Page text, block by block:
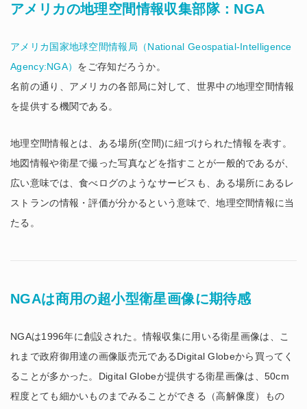
アメリカの地理空間情報収集部隊：NGA
アメリカ国家地球空間情報局（National Geospatial-Intelligence
Agency:NGA） をご存知だろうか。
名前の通り、アメリカの各部局に対して、世界中の地理空間情報
を提供する機関である。
地理空間情報とは、ある場所(空間)に紐づけられた情報を表す。
地図情報や衛星で撮った写真などを指すことが一般的であるが、
広い意味では、食べログのようなサービスも、ある場所にあるレ
ストランの情報・評価が分かるという意味で、地理空間情報に当
たる。
NGAは商用の超小型衛星画像に期待感
NGAは1996年に創設された。情報収集に用いる衛星画像は、こ
れまで政府御用達の画像販売元であるDigital Globeから買ってく
ることが多かった。Digital Globeが提供する衛星画像は、50cm
程度とても細かいものまでみることができる（高解像度）もの